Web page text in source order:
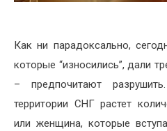
Как ни парадоксально,
которые “износились”, дали
– предпочитают
территории СНГ растет
или женщина, которые